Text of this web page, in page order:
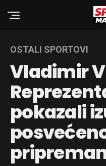
OSTALI SPORTOVI
Vladimir
pokazali